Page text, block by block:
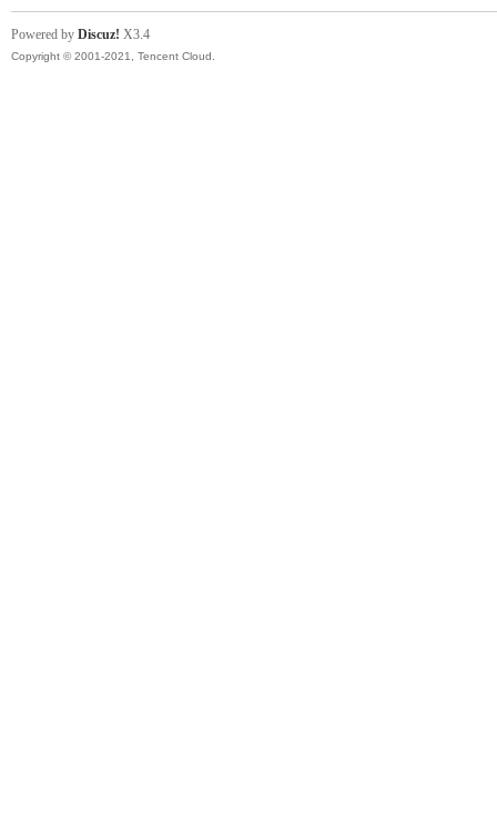
Powered by Discuz! X3.4
Copyright © 2001-2021, Tencent Cloud.